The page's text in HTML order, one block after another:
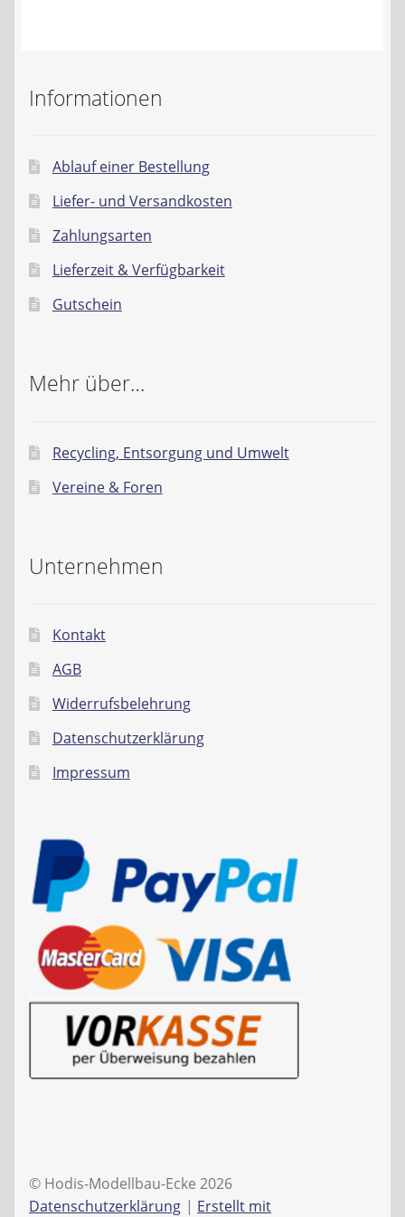
Widerrufsbelehrung
Datenschutzerklärung
Impressum
Informationen
Ablauf einer Bestellung
Liefer- und Versandkosten
Zahlungsarten
Lieferzeit & Verfügbarkeit
Gutschein
Mehr über…
Recycling, Entsorgung und Umwelt
Vereine & Foren
Unternehmen
Kontakt
AGB
Widerrufsbelehrung
Datenschutzerklärung
Impressum
© Hodis-Modellbau-Ecke 2026
Datenschutzerklärung
Erstellt mit